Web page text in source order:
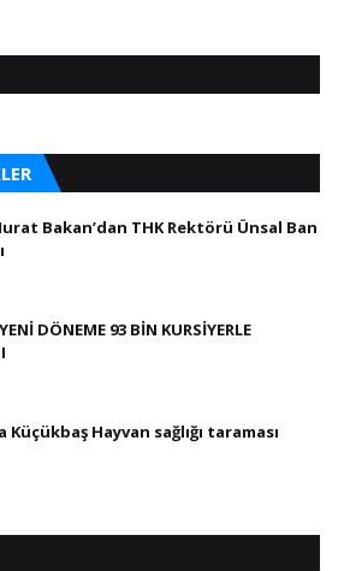
Bakan’dan THK Rektörü Ünsal Ban
DÖNEME 93 BİN KURSİYERLE
Küçükbaş Hayvan sağlığı taraması